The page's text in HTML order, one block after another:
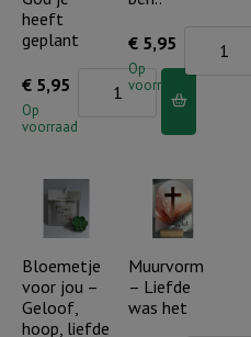
aantal
aantal
heeft
geplant
€ 5,95
Op
voorraad
Bloemetje
Bloei
waar
God
je
heeft
€ 5,95
Op
voorraad
voor
jou
ben
die
ben..
aantal
Bloemetje
voor jou –
Geloof,
hoop, liefde
Muurvorm
– Liefde
was het